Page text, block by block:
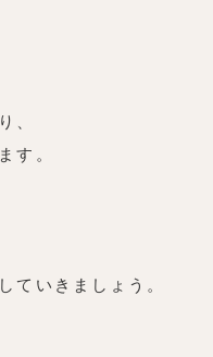
、
す。
ていきましょう。